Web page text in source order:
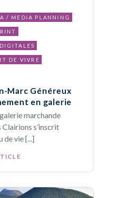
/ MEDIA PLANNING
DE VIVRE
Marc Généreux
en galerie
marchande
Clairions s’inscrit
de vie [...]